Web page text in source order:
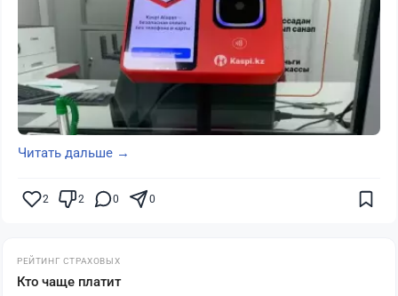
Читать дальше →
2 2 0 0
РЕЙТИНГ СТРАХОВЫХ
Кто чаще платит